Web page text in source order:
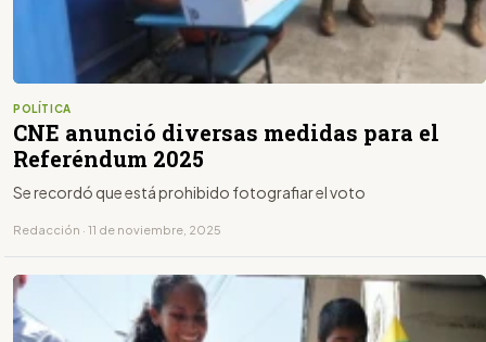
POLÍTICA
CNE anunció diversas medidas para el
Referéndum 2025
Se recordó que está prohibido fotografiar el voto
Redacción · 11 de noviembre, 2025